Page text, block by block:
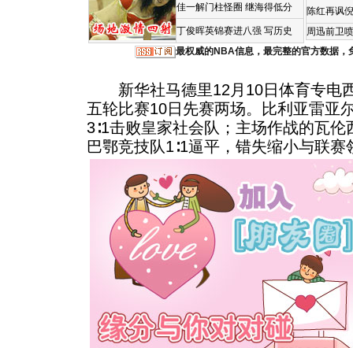
佳一解门柱怪圈 继海得低分
丁俊晖英锦赛进八强 写历史
陈红再讽
周迅前卫
最权威的NBA信息，最完整的官方数据，
新华社马德里12月10日体育专电
五轮比赛10日先赛两场。比利亚雷亚
3∶1击败皇家社会队；主场作战的瓦
巴鄂竞技队1∶1逼平，错失缩小与联